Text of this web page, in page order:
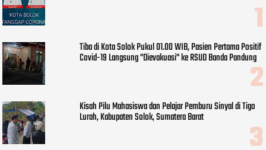
Tiba di Kota Solok Pukul 01.00 WIB, Pasien Pertama Positif
Covid-19 Langsung "Dievakuasi" ke RSUD Banda Pandung
Kisah Pilu Mahasiswa dan Pelajar Pemburu Sinyal di Tigo
Lurah, Kabupaten Solok, Sumatera Barat